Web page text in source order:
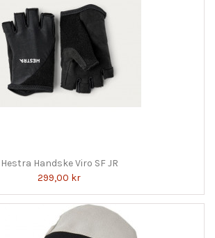
Hestra Handske Viro SF JR
299,00 kr